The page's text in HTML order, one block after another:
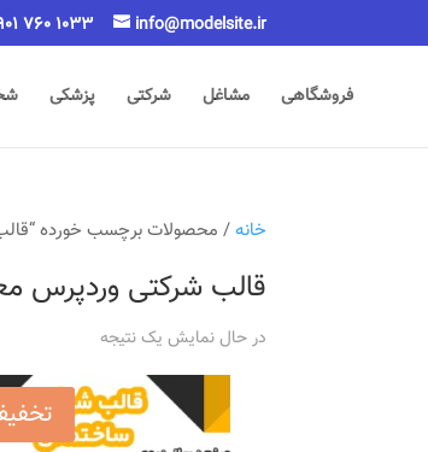
760 1033 info@modelsite.ir
فروشگاهی مشاغل شرکتی پزشکی
خانه/ محصولات برچسب خورده
قالب شرکتی وردپرس
در حال نمایش یک نتیجه